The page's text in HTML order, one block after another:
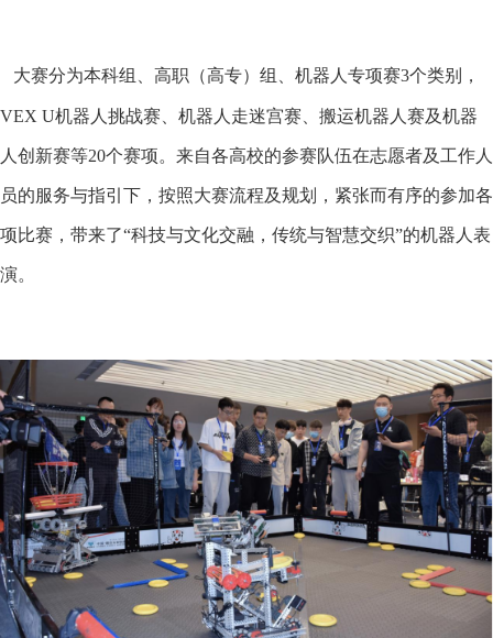
大赛分为本科组、高职（高专）组、机器人专项赛3个类别，
VEX U机器人挑战赛、机器人走迷宫赛、搬运机器人赛及机器
人创新赛等20个赛项。来自各高校的参赛队伍在志愿者及工作人
员的服务与指引下，按照大赛流程及规划，紧张而有序的参加各
项比赛，带来了“科技与文化交融，传统与智慧交织”的机器人表
演。